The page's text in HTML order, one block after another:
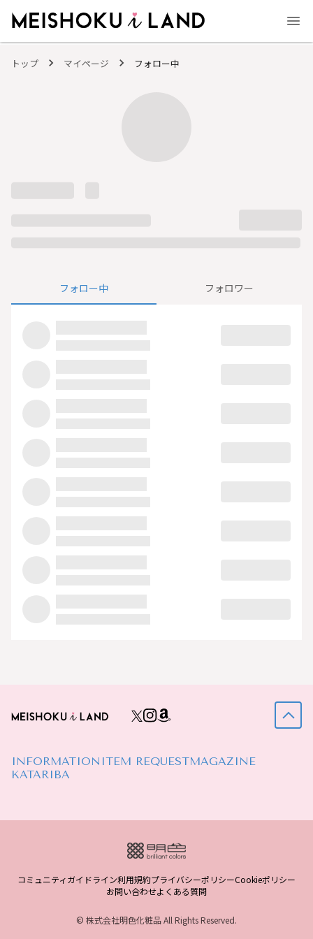
トップ マイページ フォロー中
フォロー中 フォロワー
INFORMATION ITEM REQUESTMAGAZINE
KATARIBA
コミュニティガイドライン利用規約プライバシーポリシーCookieポリシー
お問い合わせよくある質問
© 株式会社明色化粧品 All Rights Reserved.